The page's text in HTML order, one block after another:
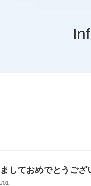
しておめでとうござ
01